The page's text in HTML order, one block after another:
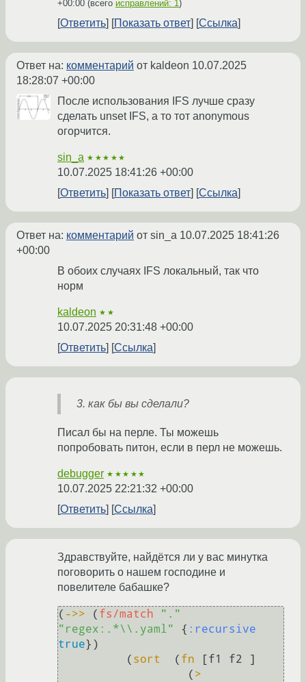
+00:00 (всего исправлений: 1)
Ответить Показать ответ Ссылка
Ответ на: комментарий от kaldeon 10.07.2025
18:28:07 +00:00
После использования IFS лучше сразу
сделать unset IFS, а то тот anonymous
огорчится.
sin_a ★★★★★
10.07.2025 18:41:26 +00:00
Ответить
Показать ответ Ссылка
Ответ на: комментарий от sin_a 10.07.2025 18:41:26
+00:00
В обоих случаях IFS локальный, так что
норм
kaldeon ★★
10.07.2025 20:31:48 +00:00
Ответить
Ссылка
как бы вы сделали?
Писал бы на перле. Ты можешь
попробовать питон, если в перл не можешь.
debugger ★★★★★
10.07.2025 22:21:32 +00:00
Ответить
Ссылка
Здравствуйте, найдётся ли у вас минутка
поговорить о нашем господине и
повелителе бабашке?
( ->> ( fs/match
"."
"regex:.*\\.yaml"
{ :recursive
true})
          (
sort
  (
fn [f1 f2 ]
                   (
>